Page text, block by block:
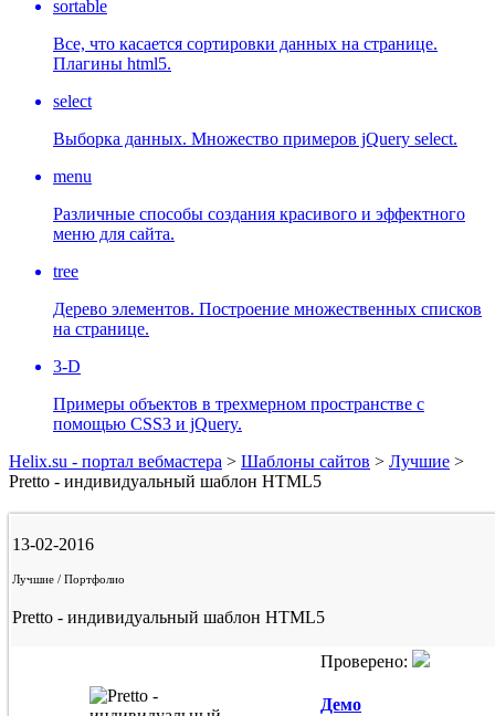
sortable
Все, что касается сортировки данных на странице.
Плагины html5.
select
Выборка данных. Множество примеров jQuery select.
menu
Различные способы создания красивого и эффектного
меню для сайта.
tree
Дерево элементов. Построение множественных списков
на странице.
3-D
Примеры объектов в трехмерном пространстве с
помощью CSS3 и jQuery.
Helix.su - портал вебмастера > Шаблоны сайтов > Лучшие >
Pretto - индивидуальный шаблон HTML5
13-02-2016
Лучшие / Портфолио
Pretto - индивидуальный шаблон HTML5
Проверено:
Демо